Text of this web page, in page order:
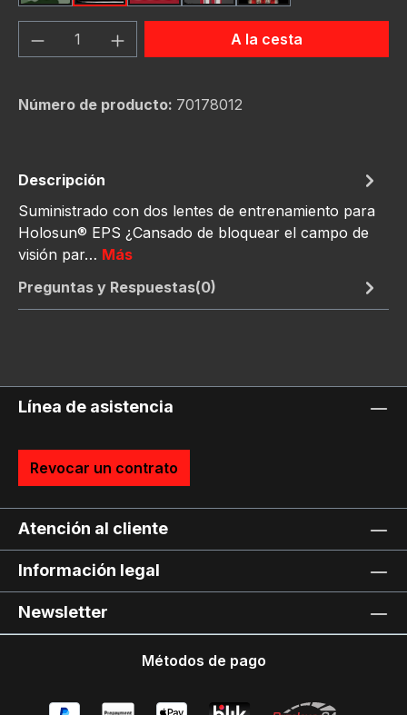
Cantidad del producto: introduce la
A la cesta
Número de producto: 70178012
Descripción
Suministrado con dos lentes de entrenamiento para
Holosun® EPS ¿Cansado de bloquear el campo de
visión par… Más
Preguntas y Respuestas(0)
Línea de asistencia
Revocar un contrato
Atención al cliente
Información legal
Newsletter
Métodos de pago